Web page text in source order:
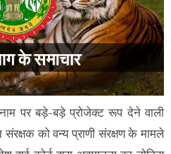
पर बड़े-बड़े प्रोजेक्ट रूप देने वाली
को वन्य प्राणी संरक्षण के मामले